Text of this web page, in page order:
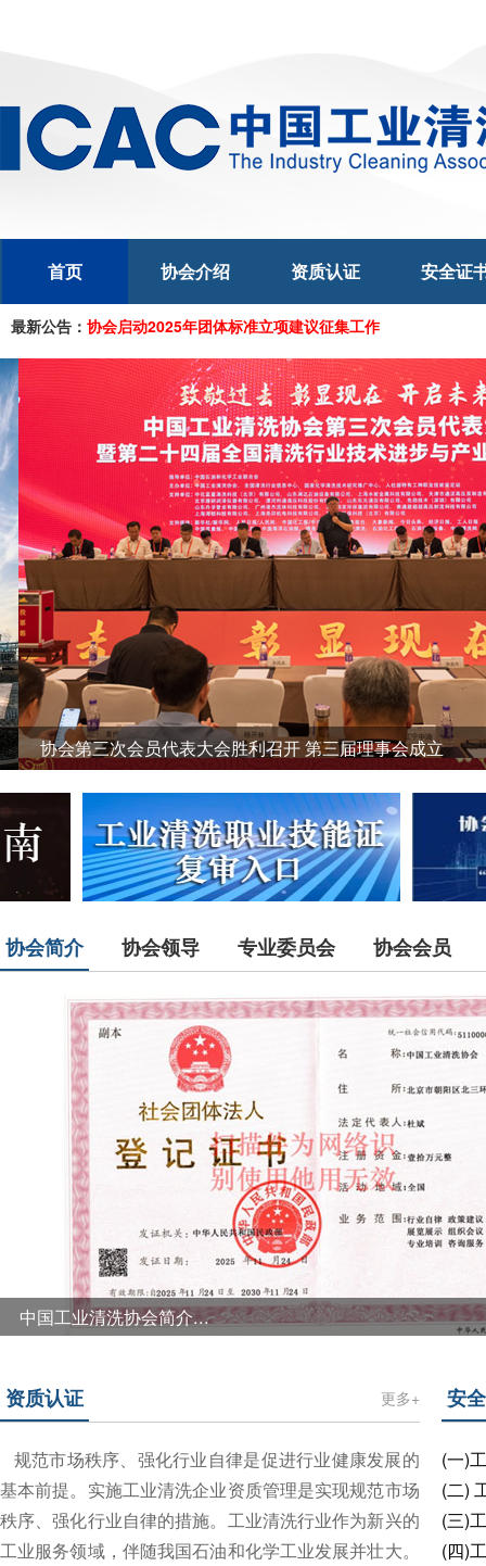
首页
最新公告：
二O二六年度全国工业清洗行业培训认证计划
欢迎投稿 欢迎合作
协会启动2025年团体标准立项建议征集工作
协会介绍 资质认证 安全证
协会第三次会员代表大会胜利召开 第三届理事会成立
协会简介 协会领导 专业委员会 协会会员
中国工业清洗协会简介...
ICAC，简称"中清协"）是由中华人民共和国国务院和民政部
一个代表中国清洗行业行使行业管理与服务职能的国家级行
会工作部领导党的工作，接受民政部的业务指导。协会主要
关的企事业单位、社会团体、清洗行业专家学者自愿组成，
资质认证 更多+
规范市场秩序、强化行业自律是促进行业健康发展的
基本前提。实施工业清洗企业资质管理是实现规范市场
秩序、强化行业自律的措施。工业清洗行业作为新兴的
工业服务领域，伴随我国石油和化学工业发展并壮大。
安
(一)
(二)
(三)
(四)